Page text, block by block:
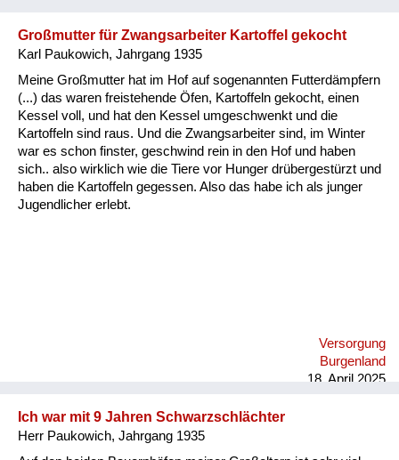
Kategorie
Besatzungsmächte
Frauen, Mütter, Kinder
Versorgung
Wohnen
sonstiges
Großmutter für Zwangsarbeiter Kartoffel gekocht
Karl Paukowich, Jahrgang 1935
Meine Großmutter hat im Hof auf sogenannten Futterdämpfern
(...) das waren freistehende Öfen, Kartoffeln gekocht, einen
Kessel voll, und hat den Kessel umgeschwenkt und die
Kartoffeln sind raus. Und die Zwangsarbeiter sind, im Winter
war es schon finster, geschwind rein in den Hof und haben
sich.. also wirklich wie die Tiere vor Hunger drübergestürzt und
haben die Kartoffeln gegessen. Also das habe ich als junger
Jugendlicher erlebt.
Versorgung
Burgenland
18. April 2025
Ich war mit 9 Jahren Schwarzschlächter
Herr Paukowich, Jahrgang 1935